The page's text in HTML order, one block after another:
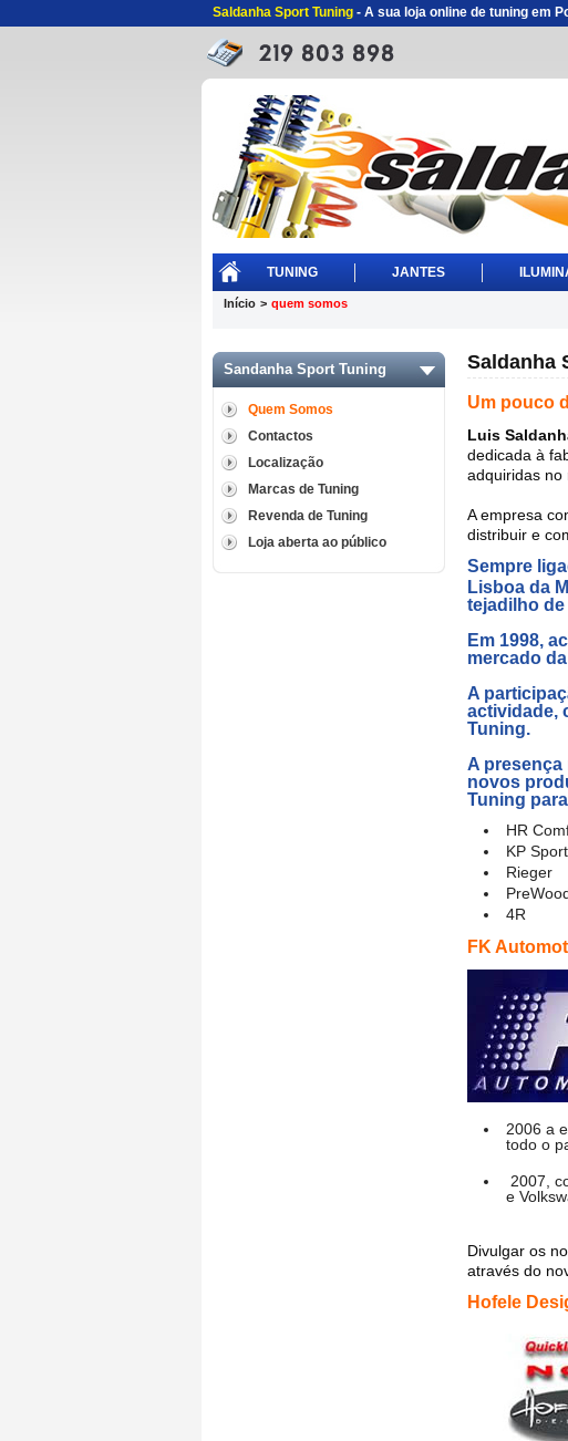
Saldanha Sport Tuning - A sua loja online de tuning em
TUNING JANTES
Início > quem somos
Sandanha Sport Tuning
Quem Somos
Contactos
Localização
Marcas de Tuning
Revenda de Tuning
Loja aberta ao público
Saldanha
Um pouco
Luis
dedicada à
adquiridas no
A empresa
distribuir e
Sempre
Lisboa da
tejadilho
Em 1998,
mercado
A
actividade,
Tuning.
A
novos
Tuning
HR
KP Sport
Rieger
4R
FK
2006 a
todo o
2007,
e
Divulgar os
através do
Hofele